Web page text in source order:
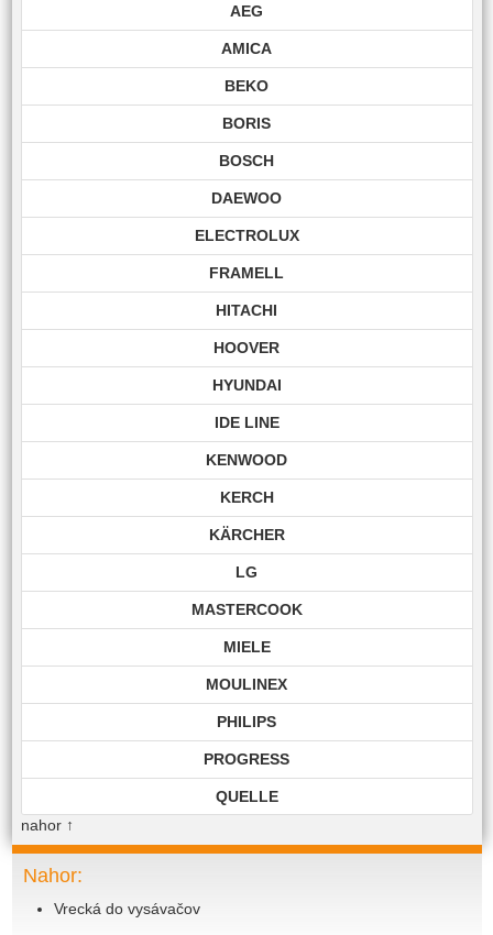
AEG
AMICA
BEKO
BORIS
BOSCH
DAEWOO
ELECTROLUX
FRAMELL
HITACHI
HOOVER
HYUNDAI
IDE LINE
KENWOOD
KERCH
KÄRCHER
LG
MASTERCOOK
MIELE
MOULINEX
PHILIPS
PROGRESS
QUELLE
nahor↑
Nahor:
Vrecká do vysávačov